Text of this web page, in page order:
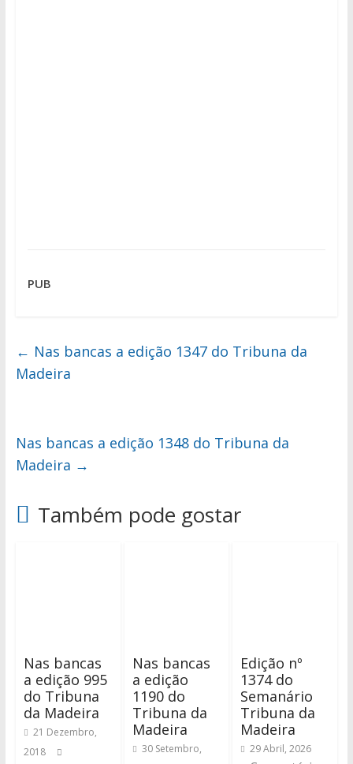
PUB
← Nas bancas a edição 1347 do Tribuna da
Madeira
Nas bancas a edição 1348 do Tribuna da
Madeira →
Também pode gostar
Nas bancas
a edição 995
do Tribuna
da Madeira
21 Dezembro,
2018
Nas bancas
a edição
1190 do
Tribuna da
Madeira
30 Setembro,
Edição nº
1374 do
Semanário
Tribuna da
Madeira
29 Abril, 2026